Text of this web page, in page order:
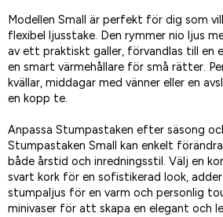
Modellen Small är perfekt för dig som
flexibel ljusstake. Den rymmer nio ljus
av ett praktiskt galler, förvandlas till en
en smart värmehållare för små rätter.
kvällar, middagar med vänner eller en
en kopp te.
Anpassa Stumpastaken efter säsong
Stumpastaken Small kan enkelt
både årstid och inredningsstil. Välj en
svart kork för en sofistikerad look,
stumpaljus för en varm och personlig
minivaser för att skapa en elegant och